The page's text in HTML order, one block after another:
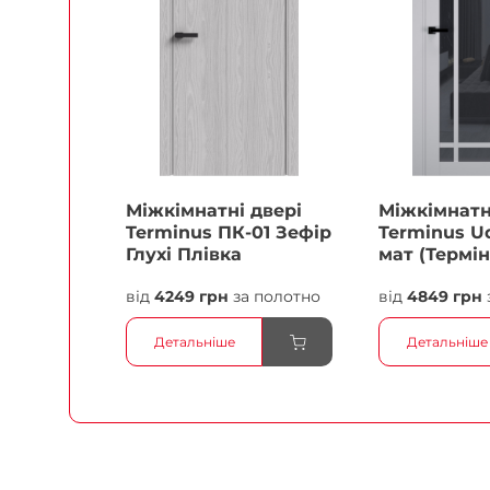
Міжкімнатні двері
Terminus ПК-01 Зефір
Глухі Плівка
від 4249 грн за полотно
Детальніше
Terminus
мат
від4849 грн
Детальніше